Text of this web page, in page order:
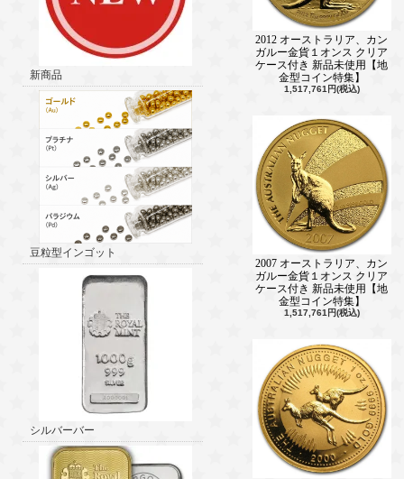
新商品
豆粒型インゴット
シルバーバー
2012 オーストラリア、カン
ガルー金貨１オンス クリア
ケース付き 新品未使用【地
金型コイン特集】
1,517,761円(税込)
2007 オーストラリア、カン
ガルー金貨１オンス クリア
ケース付き 新品未使用【地
金型コイン特集】
1,517,761円(税込)